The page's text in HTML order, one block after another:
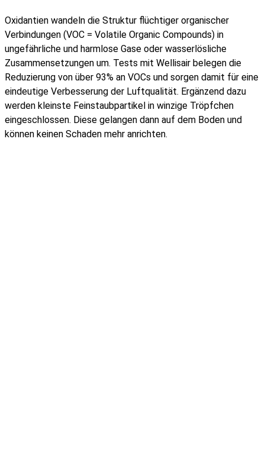
Oxidantien wandeln die Struktur flüchtiger organischer
Verbindungen (VOC = Volatile Organic Compounds) in
ungefährliche und harmlose Gase oder wasserlösliche
Zusammensetzungen um. Tests mit Wellisair belegen die
Reduzierung von über 93% an VOCs und sorgen damit für eine
eindeutige Verbesserung der Luftqualität. Ergänzend dazu
werden kleinste Feinstaubpartikel in winzige Tröpfchen
eingeschlossen. Diese gelangen dann auf dem Boden und
können keinen Schaden mehr anrichten.